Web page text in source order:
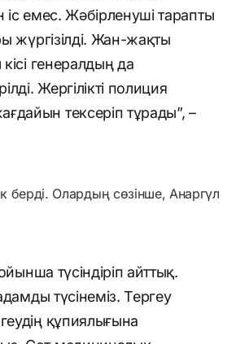
іс емес. Жәбірленуші тарапты
жүргізілді. Жан-жақты
генералдың да
Жергілікті полиция
тексеріп тұрады”, –
берді. Олардың сөзінше, Анаргүл
түсіндіріп айттық.
түсінеміз. Тергеу
құпиялығына